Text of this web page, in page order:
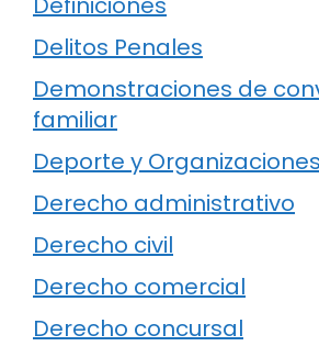
Delitos Penales
Demonstraciones de
familiar
Deporte y Organizaciones
Derecho administrativo
Derecho civil
Derecho comercial
Derecho concursal